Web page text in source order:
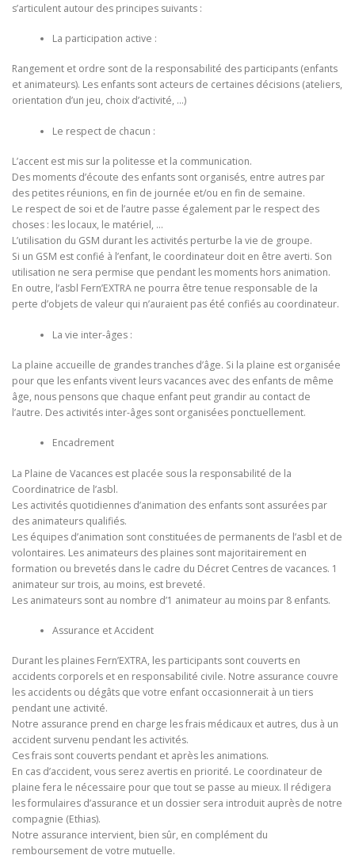
s’articulent autour des principes suivants :
La participation active :
Rangement et ordre sont de la responsabilité des participants (enfants
et animateurs). Les enfants sont acteurs de certaines décisions (ateliers,
orientation d’un jeu, choix d’activité, …)
Le respect de chacun :
L’accent est mis sur la politesse et la communication.
Des moments d’écoute des enfants sont organisés, entre autres par
des petites réunions, en fin de journée et/ou en fin de semaine.
Le respect de soi et de l’autre passe également par le respect des
choses : les locaux, le matériel, …
L’utilisation du GSM durant les activités perturbe la vie de groupe.
Si un GSM est confié à l’enfant, le coordinateur doit en être averti. Son
utilisation ne sera permise que pendant les moments hors animation.
En outre, l’asbl Fern’EXTRA ne pourra être tenue responsable de la
perte d’objets de valeur qui n’auraient pas été confiés au coordinateur.
La vie inter-âges :
La plaine accueille de grandes tranches d’âge. Si la plaine est organisée
pour que les enfants vivent leurs vacances avec des enfants de même
âge, nous pensons que chaque enfant peut grandir au contact de
l’autre. Des activités inter-âges sont organisées ponctuellement.
Encadrement
La Plaine de Vacances est placée sous la responsabilité de la
Coordinatrice de l’asbl.
Les activités quotidiennes d’animation des enfants sont assurées par
des animateurs qualifiés.
Les équipes d’animation sont constituées de permanents de l’asbl et de
volontaires. Les animateurs des plaines sont majoritairement en
formation ou brevetés dans le cadre du Décret Centres de vacances. 1
animateur sur trois, au moins, est breveté.
Les animateurs sont au nombre d’1 animateur au moins par 8 enfants.
Assurance et Accident
Durant les plaines Fern’EXTRA, les participants sont couverts en
accidents corporels et en responsabilité civile. Notre assurance couvre
les accidents ou dégâts que votre enfant occasionnerait à un tiers
pendant une activité.
Notre assurance prend en charge les frais médicaux et autres, dus à un
accident survenu pendant les activités.
Ces frais sont couverts pendant et après les animations.
En cas d’accident, vous serez avertis en priorité. Le coordinateur de
plaine fera le nécessaire pour que tout se passe au mieux. Il rédigera
les formulaires d’assurance et un dossier sera introduit auprès de notre
compagnie (Ethias).
Notre assurance intervient, bien sûr, en complément du
remboursement de votre mutuelle.